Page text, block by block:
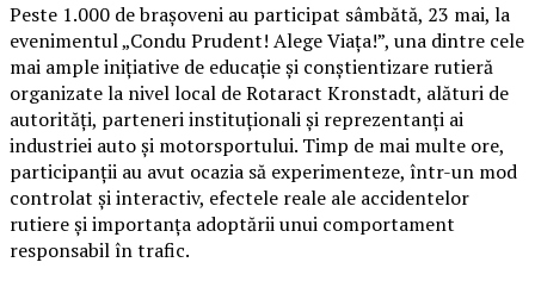
Peste 1.000 de brașoveni au participat sâmbătă, 23 mai, la
evenimentul „Condu Prudent! Alege Viața!”, una dintre cele
mai ample inițiative de educație și conștientizare rutieră
organizate la nivel local de Rotaract Kronstadt, alături de
autorități, parteneri instituționali și reprezentanți ai
industriei auto și motorsportului. Timp de mai multe ore,
participanții au avut ocazia să experimenteze, într-un mod
controlat și interactiv, efectele reale ale accidentelor
rutiere și importanța adoptării unui comportament
responsabil în trafic.